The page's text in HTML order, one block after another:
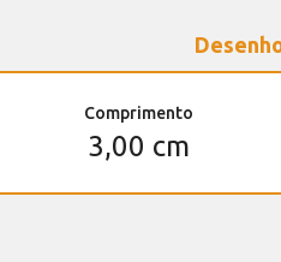
Comprimento
3,00 cm